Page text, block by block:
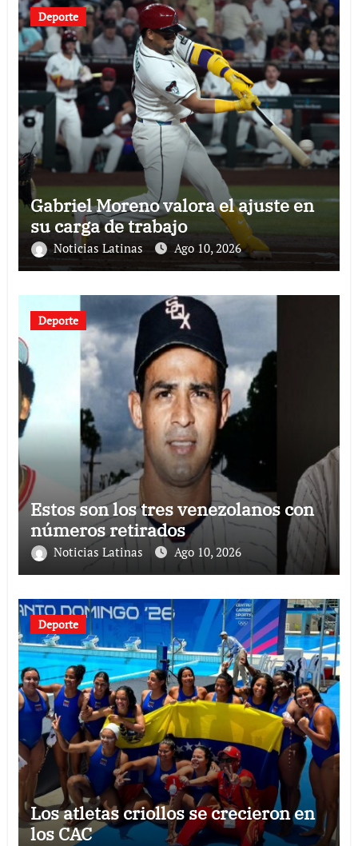
Deporte
Gabriel Moreno valora el ajuste en
su carga de trabajo
Noticias Latinas Ago 10, 2026
Deporte
Estos son los tres venezolanos con
números retirados
Noticias Latinas Ago 10, 2026
Deporte
Los atletas criollos se crecieron en
los CAC